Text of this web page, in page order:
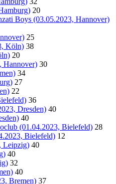
20
Boys (03.05.2023, Hannover)
25
Köln) 38
20
Hannover) 30
34
27
22
36
Dresden) 40
40
(01.04.2023, Bielefeld) 28
Bielefeld) 12
Leipzig) 40
40
32
40
Bremen) 37